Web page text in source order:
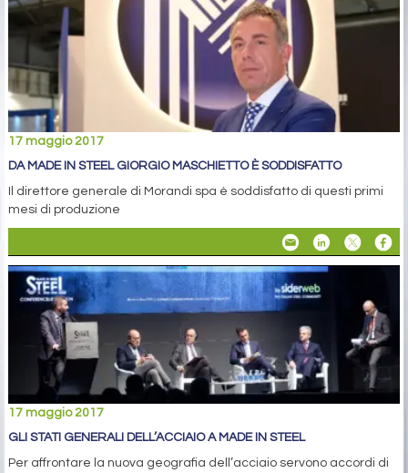
17 maggio 2017
DA MADE IN STEEL GIORGIO MASCHIETTO È SODDISFATTO
Il direttore generale di Morandi spa è soddisfatto di questi primi
mesi di produzione
17 maggio 2017
GLI STATI GENERALI DELL’ACCIAIO A MADE IN STEEL
Per affrontare la nuova geografia dell’acciaio servono accordi di